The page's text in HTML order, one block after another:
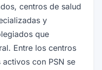
centros de salud
y
que
Entre los centros
con PSN se